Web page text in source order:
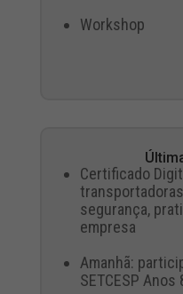
Workshop
Certificado
segurança,
empresa
Amanhã:
SETCESP Anos